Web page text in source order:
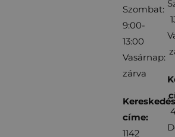
Szombat:
9:00-
13:00
Vasárnap:
zárva
Kereskedés
címe:
1142